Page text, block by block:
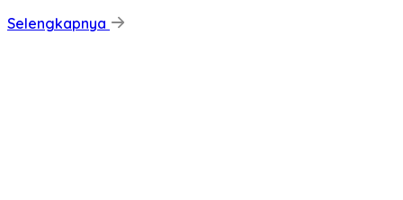
Selengkapnya